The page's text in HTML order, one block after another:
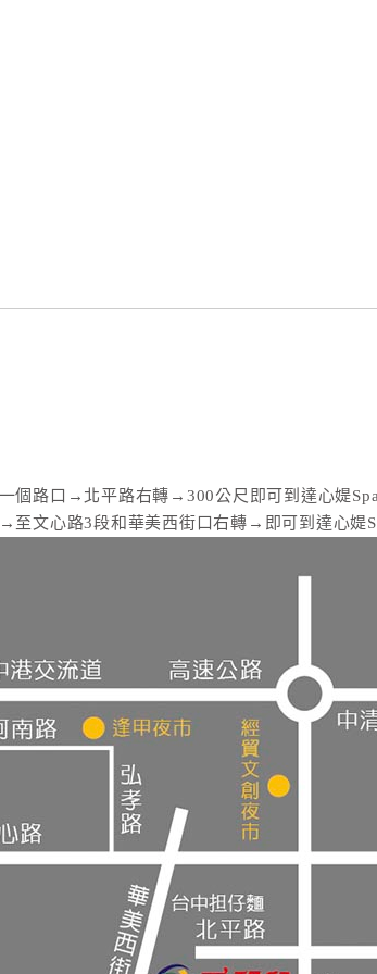
個路口→北平路右轉→300公尺即可到達心媞
文心路3段和華美西街口右轉→即可到達心媞